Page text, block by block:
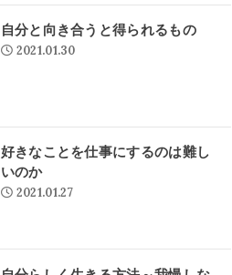
自分と向き合うと得られるもの
2021.01.30
好きなことを仕事にするのは難し
いのか
2021.01.27